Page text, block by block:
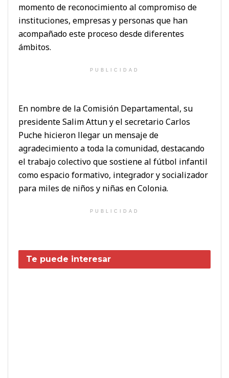
momento de reconocimiento al compromiso de
instituciones, empresas y personas que han
acompañado este proceso desde diferentes
ámbitos.
PUBLICIDAD
En nombre de la Comisión Departamental, su
presidente Salim Attun y el secretario Carlos
Puche hicieron llegar un mensaje de
agradecimiento a toda la comunidad, destacando
el trabajo colectivo que sostiene al fútbol infantil
como espacio formativo, integrador y socializador
para miles de niños y niñas en Colonia.
PUBLICIDAD
Te puede interesar